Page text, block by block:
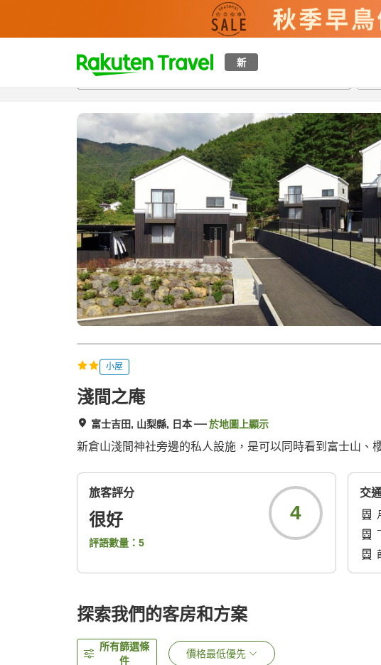
新
t
p
a
g
_
s
e
a
r
c
h
概覽房間及住宿方案 評價設施
小屋
淺間之庵
富士吉田, 山梨縣, 日本 於地圖上顯示
新倉山淺間神社旁邊的私人設施，是可以同時看到富士山、
旅客評分
很好
評語數量： 5
4
交
探索我們的客房和方案
所有篩選條
件
價格最低優先